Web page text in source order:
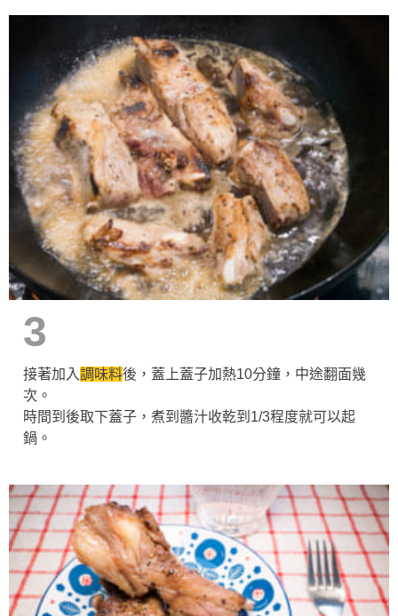
3
接著加入調味料後，蓋上蓋子加熱10分鐘，中途翻面幾
次。
時間到後取下蓋子，煮到醬汁收乾到1/3程度就可以起
鍋。